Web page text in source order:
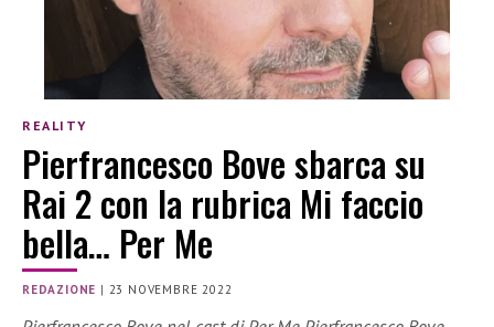
REALITY
Pierfrancesco Bove sbarca su
Rai 2 con la rubrica Mi faccio
bella… Per Me
REDAZIONE | 23 NOVEMBRE 2022